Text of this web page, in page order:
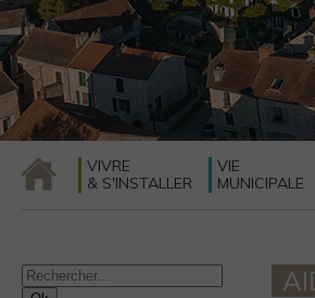
VIVRE
& S'INSTALLER
VIE
MUNICIPALE